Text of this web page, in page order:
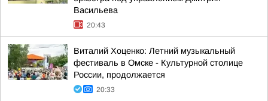
Васильева
20:43
Виталий Хоценко: Летний музыкальный
фестиваль в Омске - Культурной столице
России, продолжается
20:33